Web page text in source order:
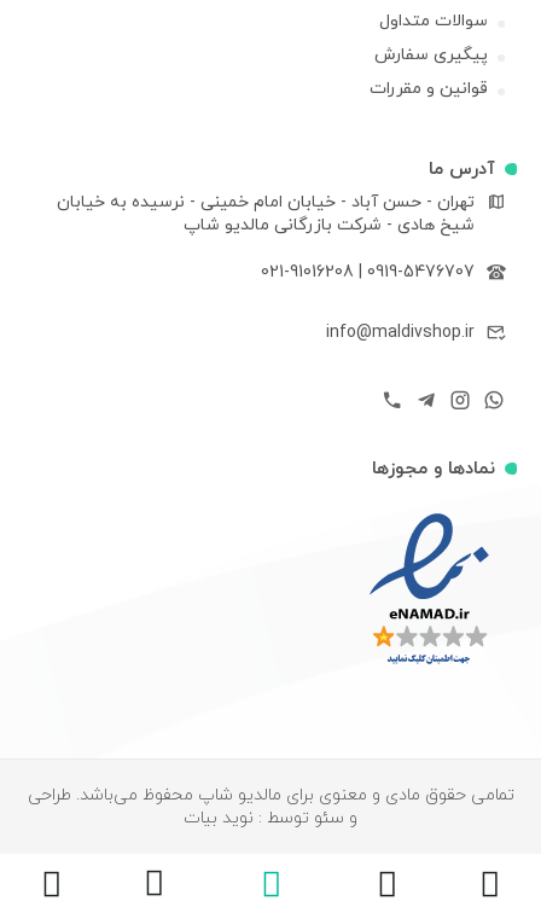
سوالات متداول
پیگیری سفارش
قوانین و مقررات
آدرس ما
تهران - حسن آباد - خیابان امام خمینی - نرسیده به خیابان
شیخ هادی - شرکت بازرگانی مالدیو شاپ
0919-5476707
021-91016208
info@maldivshop.ir
نمادها و مجوزها
تمامی حقوق مادی و معنوی برای مالدیو شاپ محفوظ می‌باشد. طراحی
و سئو توسط : نوید بیات